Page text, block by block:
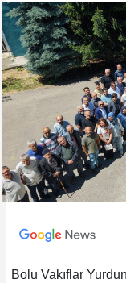
Bolu Vakıflar